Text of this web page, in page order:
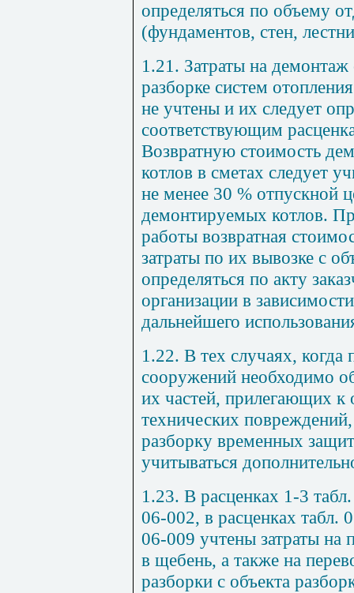
определяться по объему
(фундаментов, стен,
1.21. Затраты на
разборке систем
не учтены и их следует
соответствующим
Возвратную стоимость
котлов в сметах следует
не менее 30 % отпускной
демонтируемых котлов.
работы возвратная
затраты по их вывозке с
определяться по акту
организации в
дальнейшего
1.22. В тех случаях, когда
сооружений необходимо
их частей, прилегающих к
технических
разборку временных
учитываться
1.23. В расценках 1-3
06-002, в расценках табл.
06-009 учтены затраты на
в щебень, а также на
разборки с объекта